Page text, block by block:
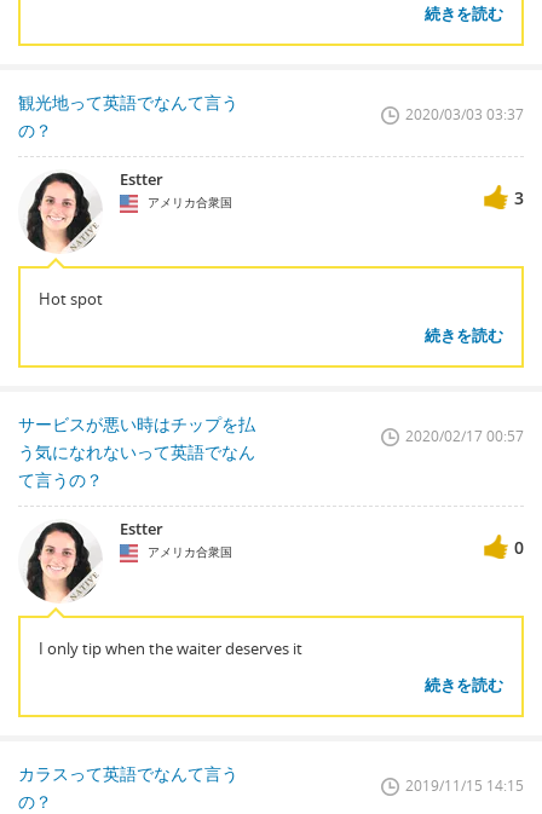
続きを読む
観光地って英語でなんて言う
の？
2020/03/03 03:37
Estter
アメリカ合衆国 3
Hot spot
続きを読む
サービスが悪い時はチップを払
う気になれないって英語でなん
て言うの？
2020/02/17 00:57
Estter
アメリカ合衆国 0
I only tip when the waiter deserves it
続きを読む
カラスって英語でなんて言う
の？
2019/11/15 14:15